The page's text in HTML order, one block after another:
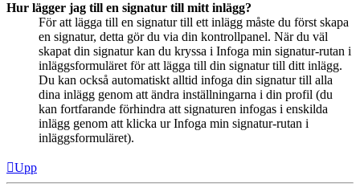
Hur lägger jag till en signatur till mitt inlägg?
För att lägga till en signatur till ett inlägg måste du först skapa
en signatur, detta gör du via din kontrollpanel. När du väl
skapat din signatur kan du kryssa i Infoga min signatur-rutan i
inläggsformuläret för att lägga till din signatur till ditt inlägg.
Du kan också automatiskt alltid infoga din signatur till alla
dina inlägg genom att ändra inställningarna i din profil (du
kan fortfarande förhindra att signaturen infogas i enskilda
inlägg genom att klicka ur Infoga min signatur-rutan i
inläggsformuläret).
Upp